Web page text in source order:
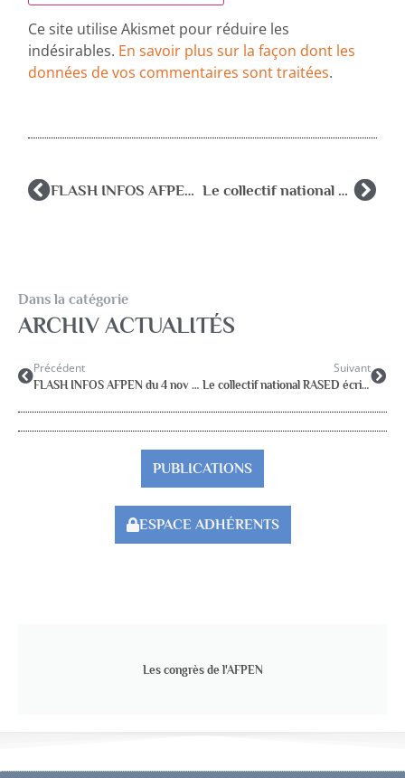
Ce site utilise Akismet pour réduire les
indésirables. En savoir plus sur la façon dont les
données de vos commentaires sont traitées.
FLASH INFOS AFPEN du 4 nov 2015 Le collectif national RASED écrit aux Recteurs
Dans la catégorie
ARCHIV ACTUALITÉS
Précédent
FLASH INFOS AFPEN du 4 nov 2015
Suivant
Le collectif national RASED écrit aux Recteurs
PUBLICATIONS
ESPACE ADHÉRENTS
Les congrès de l'AFPEN